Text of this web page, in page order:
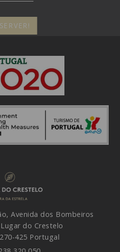
agrandir]
Avenida dos Bombeiros
do Crestelo
425 Portugal